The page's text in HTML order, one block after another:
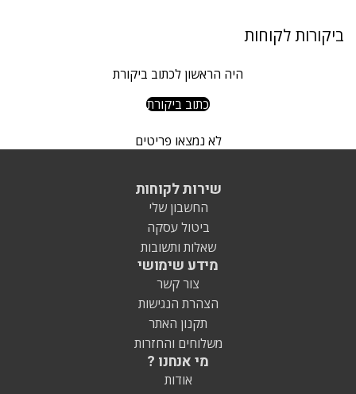
ביקורות לקוחות
היה הראשון לכתוב ביקורת
כתוב ביקורת
לא נמצאו פריטים
שירות לקוחות
החשבון שלי
ביטול עסקה
שאלות ותשובות
מידע שימושי
צור קשר
הצהרת הנגישות
תקנון האתר
משלוחים והחזרות
מי אנחנו ?
אודות